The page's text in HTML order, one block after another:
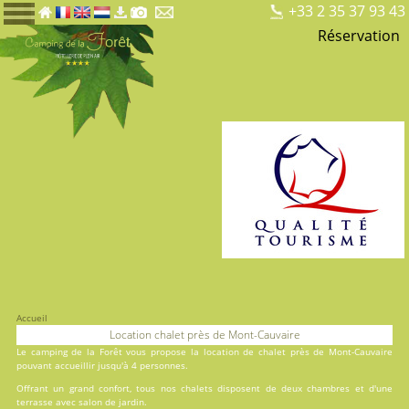
+33 2 35 37 93 43
Réservation
Accueil
Location chalet près de Mont-Cauvaire
Le camping de la Forêtvous propose la location de chalet près de Mont-Cauvaire
pouvant accueillir jusqu'à 4 personnes.
Offrant un grand confort, tous nos chalets disposent de deux chambres et d'une
terrasse avec salon de jardin.